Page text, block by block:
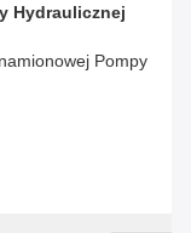
Hydraulicznej
Pompy